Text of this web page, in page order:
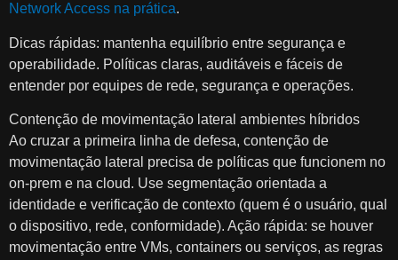
Network Access na prática.
Dicas rápidas: mantenha equilíbrio entre segurança e
operabilidade. Políticas claras, auditáveis e fáceis de
entender por equipes de rede, segurança e operações.
Contenção de movimentação lateral ambientes híbridos
Ao cruzar a primeira linha de defesa, contenção de
movimentação lateral precisa de políticas que funcionem no
on-prem e na cloud. Use segmentação orientada a
identidade e verificação de contexto (quem é o usuário, qual
o dispositivo, rede, conformidade). Ação rápida: se houver
movimentação entre VMs, containers ou serviços, as regras